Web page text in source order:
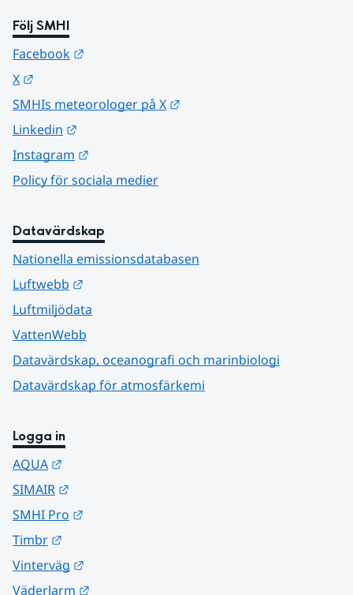
Följ SMHI
Facebook
X
SMHIs meteorologer på X
Linkedin
Instagram
Policy för sociala medier
Datavärdskap
Nationella emissionsdatabasen
Luftwebb
Luftmiljödata
VattenWebb
Datavärdskap, oceanografi och marinbiologi
Datavärdskap för atmosfärkemi
Logga in
AQUA
SIMAIR
SMHI Pro
Timbr
Vinterväg
Väderlarm